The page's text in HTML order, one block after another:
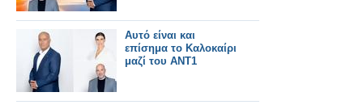
Αυτό είναι και
επίσημα το Καλοκαίρι
μαζί του ΑΝΤ1